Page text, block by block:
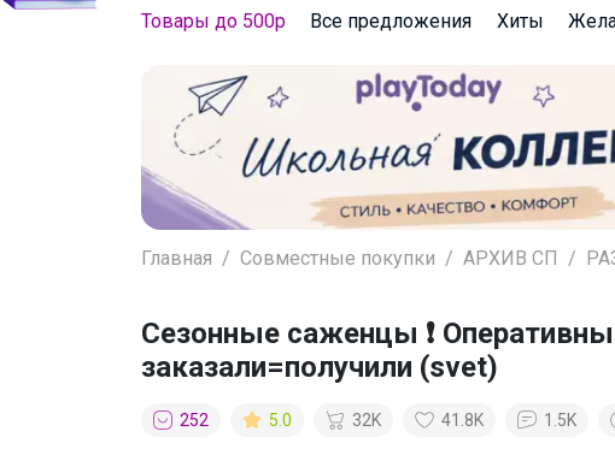
Товары до 500р Все предложения Хиты
Главная Совместные покупки АРХИВ СП
Сезонные саженцы ❗
заказали=получили (svet)
252 5.0 32K 41.8K 1.5K